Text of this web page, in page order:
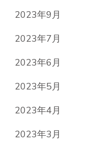
2023年9月
2023年7月
2023年6月
2023年5月
2023年4月
2023年3月